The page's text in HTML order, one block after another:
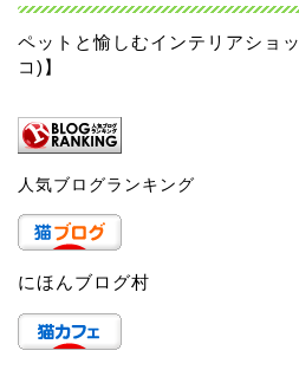
ペットと愉しむインテリアショ
コ)】
人気ブログランキング
にほんブログ村